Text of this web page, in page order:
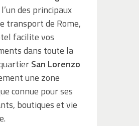
l’un des principaux
transport de Rome,
facilite vos
dans toute la
San Lorenzo
une zone
connue pour ses
boutiques et vie